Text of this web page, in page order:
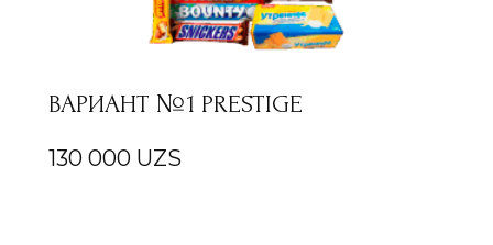
ВАРИАНТ №1 PRESTIGE
130 000 UZS